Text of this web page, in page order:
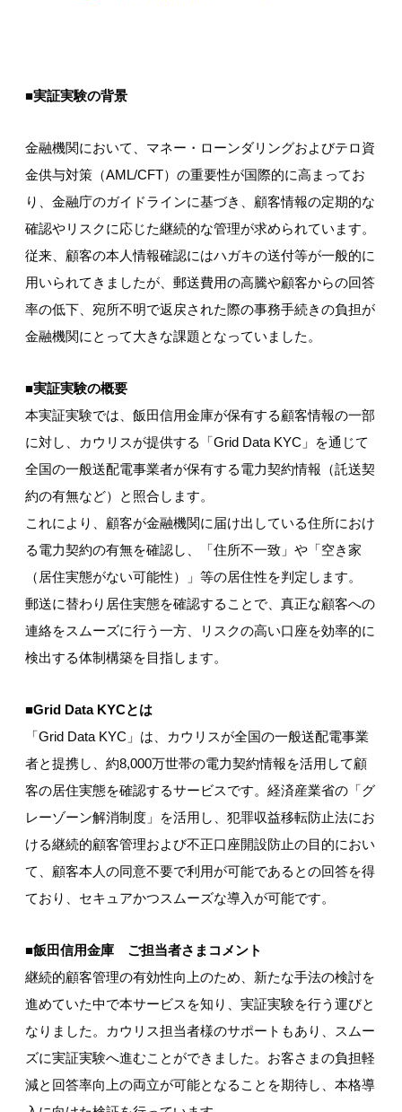
■実証実験の背景
金融機関において、マネー・ローンダリングおよびテロ資
金供与対策（AML/CFT）の重要性が国際的に高まってお
り、金融庁のガイドラインに基づき、顧客情報の定期的な
確認やリスクに応じた継続的な管理が求められています。
従来、顧客の本人情報確認にはハガキの送付等が一般的に
用いられてきましたが、郵送費用の高騰や顧客からの回答
率の低下、宛所不明で返戻された際の事務手続きの負担が
金融機関にとって大きな課題となっていました。
■実証実験の概要
本実証実験では、飯田信用金庫が保有する顧客情報の一部
に対し、カウリスが提供する「Grid Data KYC」を通じて
全国の一般送配電事業者が保有する電力契約情報（託送契
約の有無など）と照合します。
これにより、顧客が金融機関に届け出している住所におけ
る電力契約の有無を確認し、「住所不一致」や「空き家
（居住実態がない可能性）」等の居住性を判定します。
郵送に替わり居住実態を確認することで、真正な顧客への
連絡をスムーズに行う一方、リスクの高い口座を効率的に
検出する体制構築を目指します。
■Grid Data KYCとは
「Grid Data KYC」は、カウリスが全国の一般送配電事業
者と提携し、約8,000万世帯の電力契約情報を活用して顧
客の居住実態を確認するサービスです。経済産業省の「グ
レーゾーン解消制度」を活用し、犯罪収益移転防止法にお
ける継続的顧客管理および不正口座開設防止の目的におい
て、顧客本人の同意不要で利用が可能であるとの回答を得
ており、セキュアかつスムーズな導入が可能です。
■飯田信用金庫 ご担当者さまコメント
継続的顧客管理の有効性向上のため、新たな手法の検討を
進めていた中で本サービスを知り、実証実験を行う運びと
なりました。カウリス担当者様のサポートもあり、スムー
ズに実証実験へ進むことができました。お客さまの負担軽
減と回答率向上の両立が可能となることを期待し、本格導